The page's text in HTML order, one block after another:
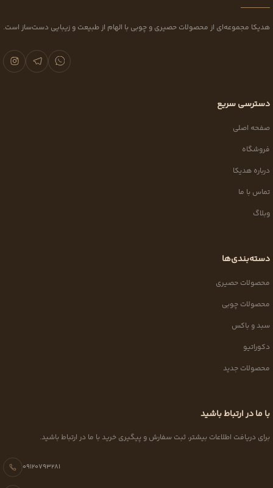
هدیکا مجموعه‌ای از محصولات حصیری و چوبی با الهام از طبیعت و زیبایی دست‌ساز است.
دسترسی سریع
صفحه اصلی
فروشگاه
درباره هدیکا
تماس با ما
وبلاگ
دسته‌بندی‌ها
محصولات حصیری
محصولات چوبی
سبد و باکس
دکوراتیو
محصولات جدید
با ما در ارتباط باشید
برای دریافت اطلاعات بیشتر، ثبت سفارش و پیگیری خرید با ما در ارتباط باشید.
09120793281